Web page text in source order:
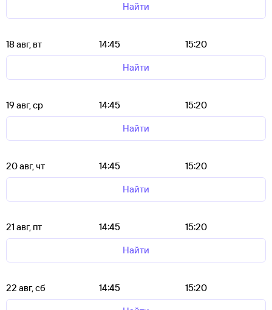
Найти
18 авг, вт 14:45
15:20
Найти
19 авг, ср 14:45
15:20
Найти
20 авг, чт 14:45
15:20
Найти
21 авг, пт 14:45
15:20
Найти
22 авг, сб 14:45
15:20